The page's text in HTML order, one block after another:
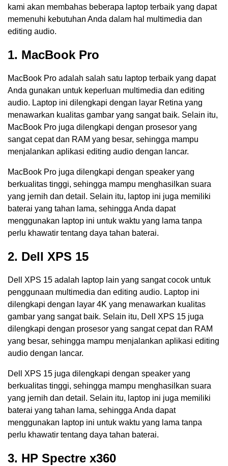
kami akan membahas beberapa laptop terbaik yang dapat
memenuhi kebutuhan Anda dalam hal multimedia dan
editing audio.
1. MacBook Pro
MacBook Pro adalah salah satu laptop terbaik yang dapat
Anda gunakan untuk keperluan multimedia dan editing
audio. Laptop ini dilengkapi dengan layar Retina yang
menawarkan kualitas gambar yang sangat baik. Selain itu,
MacBook Pro juga dilengkapi dengan prosesor yang
sangat cepat dan RAM yang besar, sehingga mampu
menjalankan aplikasi editing audio dengan lancar.
MacBook Pro juga dilengkapi dengan speaker yang
berkualitas tinggi, sehingga mampu menghasilkan suara
yang jernih dan detail. Selain itu, laptop ini juga memiliki
baterai yang tahan lama, sehingga Anda dapat
menggunakan laptop ini untuk waktu yang lama tanpa
perlu khawatir tentang daya tahan baterai.
2. Dell XPS 15
Dell XPS 15 adalah laptop lain yang sangat cocok untuk
penggunaan multimedia dan editing audio. Laptop ini
dilengkapi dengan layar 4K yang menawarkan kualitas
gambar yang sangat baik. Selain itu, Dell XPS 15 juga
dilengkapi dengan prosesor yang sangat cepat dan RAM
yang besar, sehingga mampu menjalankan aplikasi editing
audio dengan lancar.
Dell XPS 15 juga dilengkapi dengan speaker yang
berkualitas tinggi, sehingga mampu menghasilkan suara
yang jernih dan detail. Selain itu, laptop ini juga memiliki
baterai yang tahan lama, sehingga Anda dapat
menggunakan laptop ini untuk waktu yang lama tanpa
perlu khawatir tentang daya tahan baterai.
3. HP Spectre x360